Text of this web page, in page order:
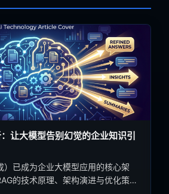
让大模型告别幻觉的企业知识引
）已成为企业大模型应用的核心架
的技术原理、架构演进与优化策